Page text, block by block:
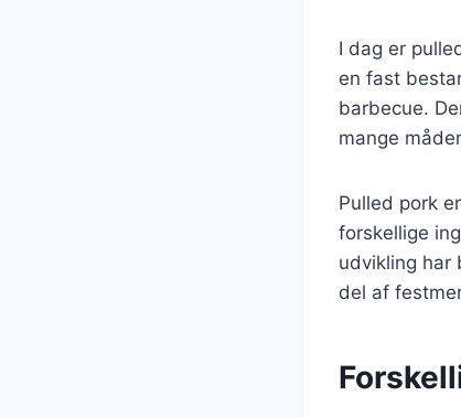
I dag er
en fast
barbecue.
mange
Pulled pork
forskellige
udvikling har
del af